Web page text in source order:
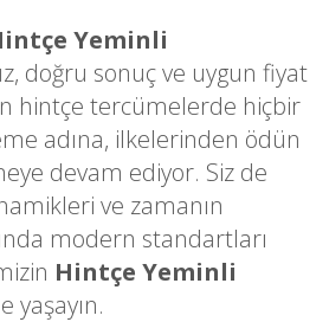
Yeminli
doğru sonuç ve uygun fiyat
hintçe tercümelerde hiçbir
adına, ilkelerinden ödün
devam ediyor. Siz de
ve zamanın
modern standartları
Hintçe Yeminli
yaşayın.